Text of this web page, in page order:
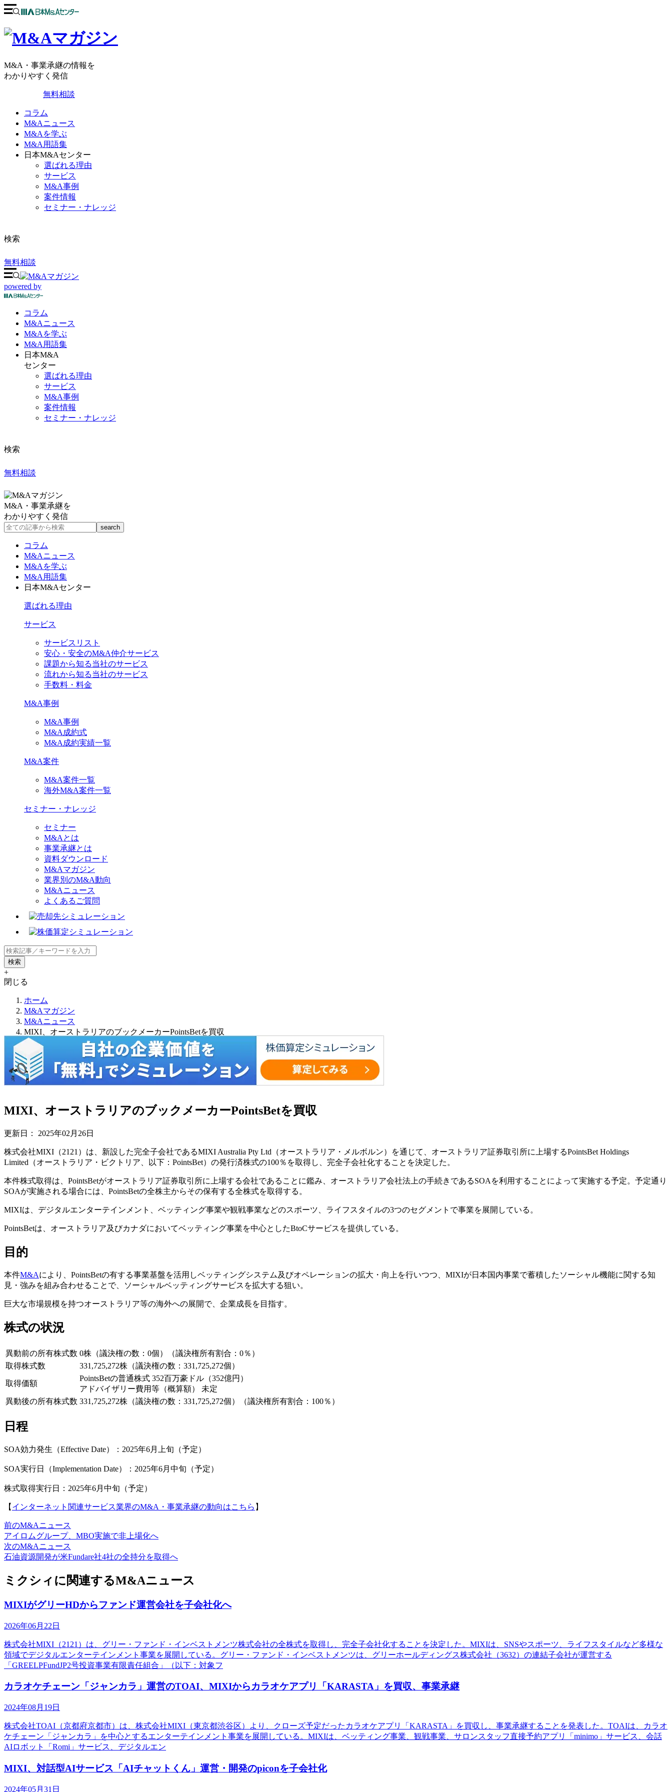
M&A・事業承継の情報を
わかりやすく発信
無料相談
コラム
M&Aニュース
M&Aを学ぶ
M&A用語集
日本M&Aセンター
選ばれる理由
サービス
M&A事例
案件情報
セミナー・ナレッジ
検索
無料相談
powered by
コラム
M&Aニュース
M&Aを学ぶ
M&A 用語集
日本M&A
センター
選ばれる理由
サービス
M&A事例
案件情報
セミナー・ナレッジ
検索
無料相談
M&A・事業承継を
わかりやすく発信
コラム
M&Aニュース
M&Aを学ぶ
M&A用語集
日本M&Aセンター
選ばれる理由
サービス
サービスリスト
安心・安全のM&A仲介サービス
課題から知る当社のサービス
流れから知る当社のサービス
手数料・料金
M&A事例
M&A事例
M&A成約式
M&A成約実績一覧
M&A案件
M&A案件一覧
海外M&A案件一覧
セミナー・ナレッジ
セミナー
M&Aとは
事業承継とは
資料ダウンロード
M&Aマガジン
業界別のM&A動向
M&Aニュース
よくあるご質問
+
閉じる
ホーム
M&Aマガジン
M&Aニュース
MIXI、オーストラリアのブックメーカーPointsBetを買収
MIXI、オーストラリアのブックメーカーPointsBetを買収
更新日： 2025年02月26日
株式会社MIXI（2121）は、新設した完全子会社であるMIXI Australia Pty Ltd（オーストラリア・メルボルン）を通じて、オーストラリア証券取引所に上場するPointsBet Holdings
Limited（オーストラリア・ビクトリア、以下：PointsBet）の発行済株式の100％を取得し、完全子会社化することを決定した。
本件株式取得は、PointsBetがオーストラリア証券取引所に上場する会社であることに鑑み、オーストラリア会社法上の手続きであるSOAを利用することによって実施する予定。予定通り
SOAが実施される場合には、PointsBetの全株主からその保有する全株式を取得する。
MIXIは、デジタルエンターテインメント、ベッティング事業や観戦事業などのスポーツ、ライフスタイルの3つのセグメントで事業を展開している。
PointsBetは、オーストラリア及びカナダにおいてベッティング事業を中心としたBtoCサービスを提供している。
目的
本件M&Aにより、PointsBetの有する事業基盤を活用しベッティングシステム及びオペレーションの拡大・向上を行いつつ、MIXIが日本国内事業で蓄積したソーシャル機能に関する知
見・強みを組み合わせることで、ソーシャルベッティングサービスを拡大する狙い。
巨大な市場規模を持つオーストラリア等の海外への展開で、企業成長を目指す。
株式の状況
異動前の所有株式数 0株（議決権の数：0個）（議決権所有割合：0％）
取得株式数
331,725,272株（議決権の数：331,725,272個）
取得価額
PointsBetの普通株式 352百万豪ドル（352億円）
アドバイザリー費用等（概算額） 未定
異動後の所有株式数 331,725,272株（議決権の数：331,725,272個）（議決権所有割合：100％）
日程
SOA効力発生（Effective Date）：2025年6月上旬（予定）
SOA実行日（Implementation Date）：2025年6月中旬（予定）
株式取得実行日：2025年6月中旬（予定）
【 インターネット関連サービス業界のM&A・事業承継の動向はこちら 】
前のM&Aニュース
アイロムグループ、MBO実施で非上場化へ
次のM&Aニュース
石油資源開発が米Fundare社4社の全持分を取得へ
ミクシィに関連するM&Aニュース
MIXIがグリーHDからファンド運営会社を子会社化へ
2026年06月22日
株式会社MIXI（2121）は、グリー・ファンド・インベストメンツ株式会社の全株式を取得し、完全子会社化することを決定した。MIXIは、SNSやスポーツ、ライフスタイルなど多様な
領域でデジタルエンターテインメント事業を展開している。グリー・ファンド・インベストメンツは、グリーホールディングス株式会社（3632）の連結子会社が運営する
「GREELPFundJP2号投資事業有限責任組合」（以下：対象フ
カラオケチェーン「ジャンカラ」運営のTOAI、MIXIからカラオケアプリ「KARASTA」を買収、事業承継
2024年08月19日
株式会社TOAI（京都府京都市）は、株式会社MIXI（東京都渋谷区）より、クローズ予定だったカラオケアプリ「KARASTA」を買収し、事業承継することを発表した。TOAIは、カラオ
ケチェーン「ジャンカラ」を中心とするエンターテインメント事業を展開している。MIXIは、ベッティング事業、観戦事業、サロンスタッフ直接予約アプリ「minimo」サービス、会話
AIロボット「Romi」サービス、デジタルエン
MIXI、対話型AIサービス「AIチャットくん」運営・開発のpiconを子会社化
2024年05月31日